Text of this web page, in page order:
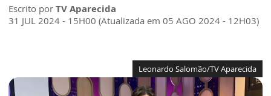
Escrito por TV Aparecida
31 JUL 2024 - 15H00 (Atualizada em 05 AGO 2024 - 12H03)
Leonardo Salomão/TV Aparecida